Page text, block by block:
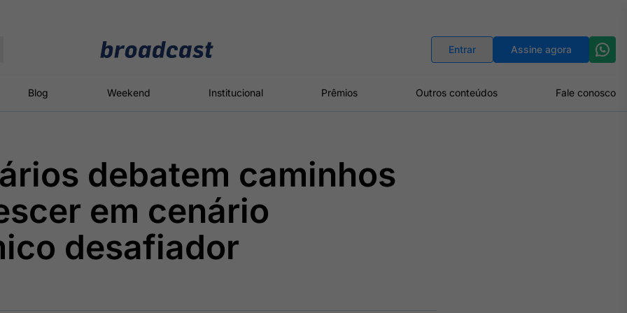
Entrar Assine agora
Blog Weekend Institucional Prêmios Outros conteúdos Fale conosco
Político
Os bastidores da
política em
tempo real
Energia
O setor de
energia elétrica
no Brasil
White Label
Plataforma para
conteúdos
personalizados
debatem caminhos
em cenário
desafiador